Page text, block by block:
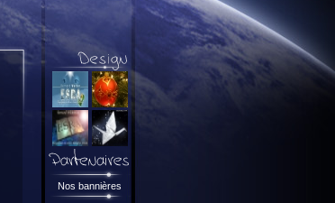
Nos bannières